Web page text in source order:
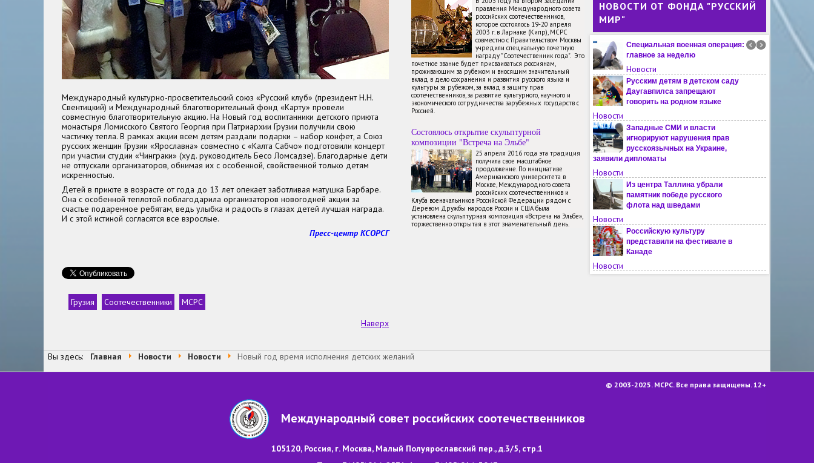
Международный культурно-просветительский союз «Русский клуб» (президент Н.Н.
Свентицкий) и Международный благотворительный фонд «Карту» провели
совместную благотворительную акцию. На Новый год воспитанники детского приюта
монастыря Ломисского Святого Георгия при Патриархии Грузии получили свою
частичку тепла. В рамках акции всем детям раздали подарки – набор конфет, а Союз
русских женщин Грузии «Ярославна» совместно с «Калта Сабчо» подготовили концерт
при участии студии «Чинграки» (худ. руководитель Бесо Ломсадзе). Благодарные дети
не отпускали организаторов, обнимая их с особенной, свойственной только детям
искренностью.
Детей в приюте в возрасте от года до 13 лет опекает заботливая матушка Барбаре.
Она с особенной теплотой поблагодарила организаторов новогодней акции за
счастье подаренное ребятам, ведь улыбка и радость в глазах детей лучшая награда.
И с этой истиной согласятся все взрослые.
Пресс-центр КСОРСГ
Грузия Соотечественники
МСРС
Наверх
правления Международного совета
российских соотечественников,
которое состоялось 19-20 апреля
2003 г. в Ларнаке (Кипр), МСРС
совместно с Правительством Москвы
учредили специальную почетную
награду "Соотечественник года". Это
почетное звание будет присваиваться россиянам,
проживающим за рубежом и вносящим значительный
вклад в дело сохранения и развития русского языка и
культуры за рубежом, за вклад в защиту прав
соотечественников, за развитие культурного, научного и
экономического сотрудничества зарубежных государств с
Россией.
Состоялось открытие скульптурной
композиции "Встреча на Эльбе"
25 апреля 2016 года эта традиция
получила свое масштабное
продолжение. По инициативе
Американского университета в
Москве, Международного совета
российских соотечественников и
Клуба военачальников Российской Федерации рядом с
Деревом Дружбы народов России и США была
установлена скульптурная композиция «Встреча на Эльбе»,
торжественно открытая в этот знаменательный день.
НОВОСТИ ОТ ФОНДА "РУССКИЙ
МИР"
поступили из Алжира, Ирана и других
стран
Новости
Специальная военная операция:
главное за неделю
Новости
Русским детям в детском саду
Даугавпилса запрещают
говорить на родном языке
Новости
Западные СМИ и власти
игнорируют нарушения прав
русскоязычных на Украине,
заявили дипломаты
Новости
Из центра Таллина убрали
памятник победе русского
флота над шведами
Новости
Российскую культуру
представили на фестивале в
Канаде
Новости
На мать украинского военного
Львовской области
Новости
Вы здесь: Главная Новости Новости Новый год время исполнения детских желаний
© 2003-2025. МСРС. Все права защищены. 12+
Международный совет российских соотечественников
105120, Россия, г. Москва, Малый Полуярославский пер., д.3/5, стр.1